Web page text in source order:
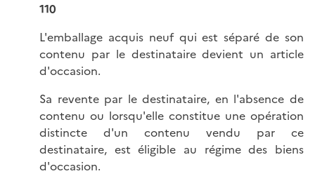
110
L'emballage acquis neuf qui est séparé de son
contenu par le destinataire devient un article
d'occasion.
Sa revente par le destinataire, en l'absence de
contenu ou lorsqu'elle constitue une opération
distincte d'un contenu vendu par ce
destinataire, est éligible au régime des biens
d'occasion.